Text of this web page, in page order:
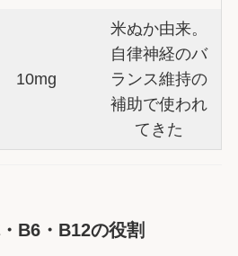
10mg
米ぬか由来。
自律神経のバ
ランス維持の
補助で使われ
てきた
B6・B12の役割